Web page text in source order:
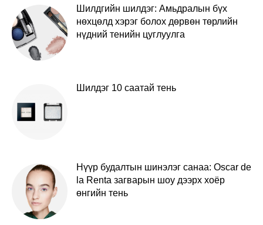
Шилдгийн шилдэг: Амьдралын бүх
нөхцөлд хэрэг болох дөрвөн төрлийн
нүдний тенийн цуглуулга
Шилдэг 10 саатай тень
Нүүр будалтын шинэлэг санаа: Oscar de
la Renta загварын шоу дээрх хоёр
өнгийн тень